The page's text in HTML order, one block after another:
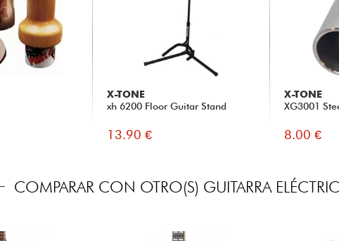
X-TONE
xh 6200 Floor Guitar Stand
13.90 €
X-TONE
XG3001
8.00 €
COMPARAR CON OTRO(S) GUITARRA